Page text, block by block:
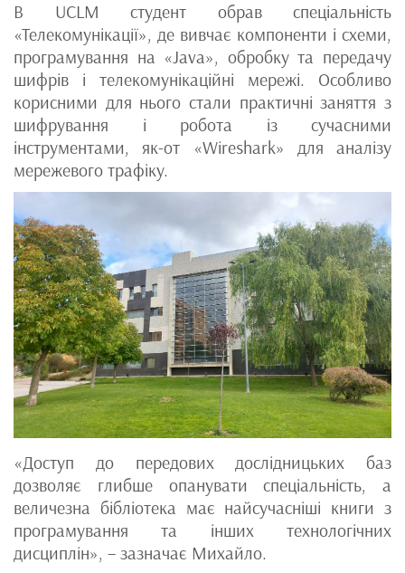
В UCLM студент обрав спеціальність
«Телекомунікації», де вивчає компоненти і схеми,
програмування на «Java», обробку та передачу
шифрів і телекомунікаційні мережі. Особливо
корисними для нього стали практичні заняття з
шифрування і робота із сучасними
інструментами, як-от «Wireshark» для аналізу
мережевого трафіку.
«Доступ до передових дослідницьких баз
дозволяє глибше опанувати спеціальність, а
величезна бібліотека має найсучасніші книги з
програмування та інших технологічних
дисциплін», – зазначає Михайло.